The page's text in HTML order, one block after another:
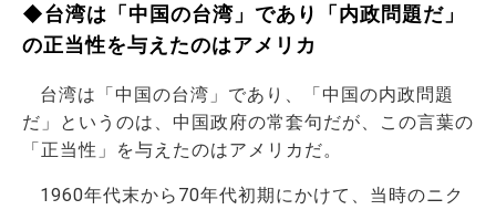
◆台湾は「中国の台湾」であり「内政問題だ」
の正当性を与えたのはアメリカ
台湾は「中国の台湾」であり、「中国の内政問題
だ」というのは、中国政府の常套句だが、この言葉の
「正当性」を与えたのはアメリカだ。
1960年代末から70年代初期にかけて、当時のニク